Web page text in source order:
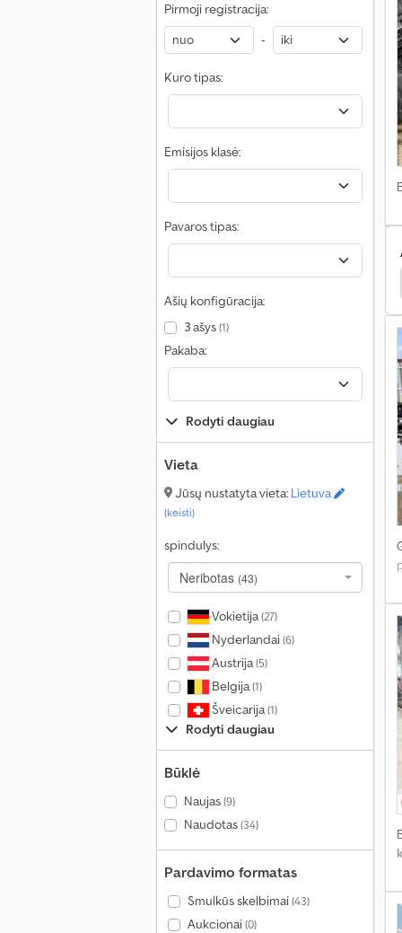
Pirmoji registracija:
-
Kuro tipas:
Emisijos klasė:
Pavaros tipas:
Ašių konfigūracija:
3 ašys(1)
Pakaba:
Rodyti daugiau
Vieta
Jūsų nustatyta vieta: Lietuva
(keisti)
spindulys:
Neribotas (43)
Vokietija(27)
Nyderlandai(6)
Austrija(5)
Belgija(1)
Šveicarija(1)
Rodyti daugiau
Būklė
Naujas(9)
Naudotas(34)
Pardavimo formatas
Smulkūs skelbimai(43)
Aukcionai(0)
Fassi Sunkvežimiai Hmf Sunkvežimiai